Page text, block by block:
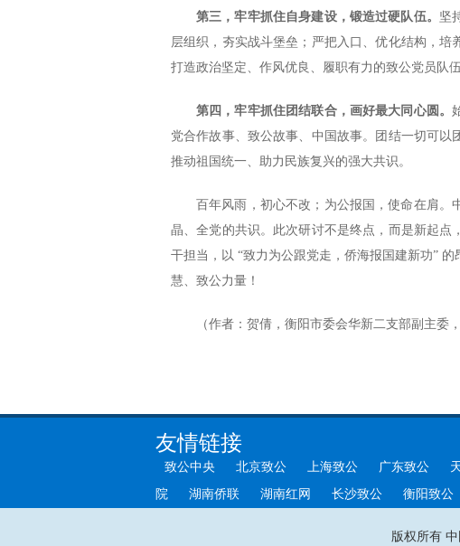
第三，牢牢抓住自身建设，锻造过硬队伍。 坚
层组织，夯实战斗堡垒；严把入口、优化结构，培
打造政治坚定、作风优良、履职有力的致公党员队伍
第四，牢牢抓住团结联合，画好最大同心圆。
党合作故事、致公故事、中国故事。团结一切可以
推动祖国统一、助力民族复兴的强大共识。
百年风雨，初心不改；为公报国，使命在肩 。
晶、全党的共识。此次研讨不是终点，而是新起
干担当，以 “致力为公跟党走，侨海报国建新功”
慧、致公力量！
（作者：贺倩，衡阳市委会华新二支部副主委
友情链接
致公中央 北京致公 上海致公 广东致公
院
湖南侨联 湖南红网 长沙致公 衡阳致公
版权所有